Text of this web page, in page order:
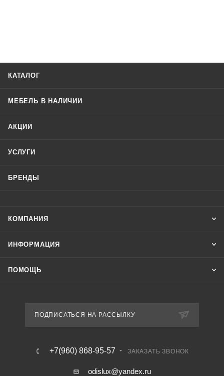
КАТАЛОГ
МЕБЕЛЬ В НАЛИЧИИ
АКЦИИ
УСЛУГИ
БРЕНДЫ
КОМПАНИЯ
ИНФОРМАЦИЯ
ПОМОЩЬ
ПОДПИСАТЬСЯ НА РАССЫЛКУ
+7(960) 868-95-57 ЗАКАЗАТЬ ЗВОНОК
odislux@yandex.ru